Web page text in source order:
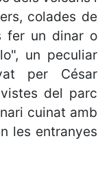
colades de
fer un dinar o
un peculiar
per César
del parc
cuinat amb
les entranyes